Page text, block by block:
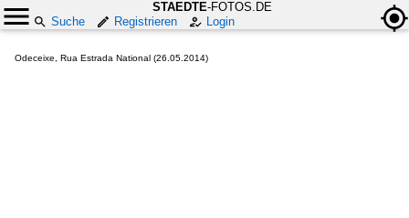
STAEDTE-FOTOS.DE
Suche
Registrieren Login
Odeceixe, Rua Estrada National (26.05.2014)